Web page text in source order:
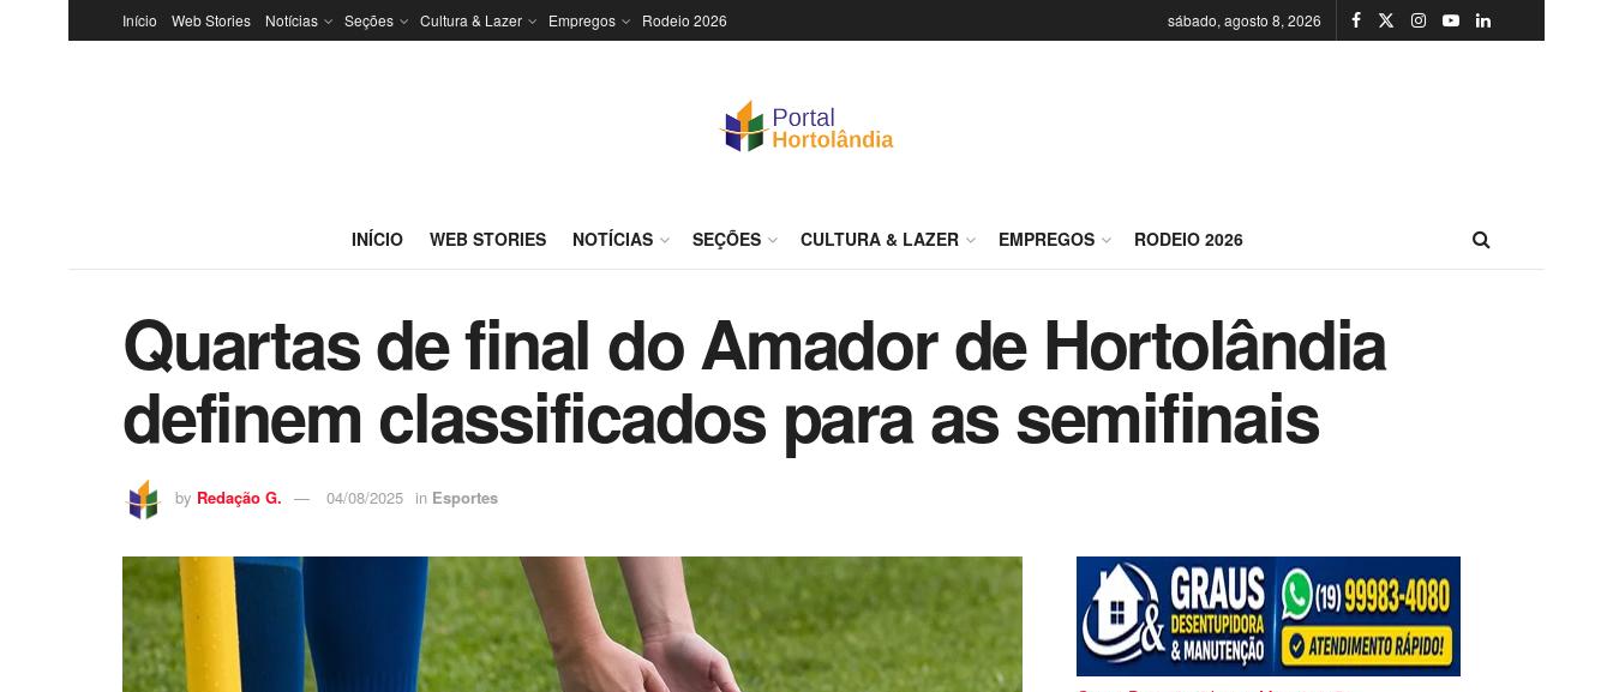
Início Web Stories Notícias Seções Cultura & Lazer Empregos Rodeio 2026 sábado, agosto 8, 2026
INÍCIO WEB STORIES NOTÍCIAS SEÇÕES CULTURA & LAZER EMPREGOS RODEIO 2026
Quartas de final do Amador de Hortolândia
definem classificados para as semifinais
by Redação G. 04/08/2025 in Esportes